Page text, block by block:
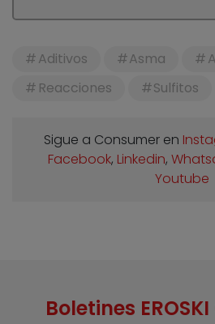
Aditivos Asma
Reacciones
Sulfitos
Sigue a Consumer en
Facebook, Linkedin,
Youtube
Boletines